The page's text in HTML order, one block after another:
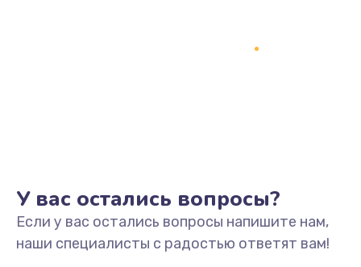
Замена процессора
1800 руб.
У вас остались вопросы?
Если у вас остались вопросы напишите нам,
наши специалисты с радостью ответят вам!